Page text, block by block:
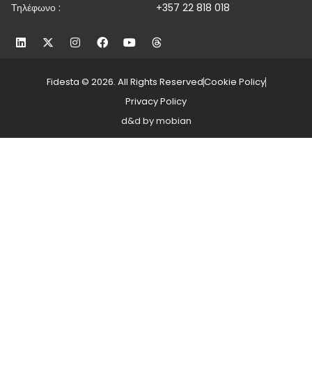
Τηλέφωνο : +357 22 818 018
Fidesta © 2026. All Rights ReservedCookie Policy
Privacy Policy
d&d by mobian